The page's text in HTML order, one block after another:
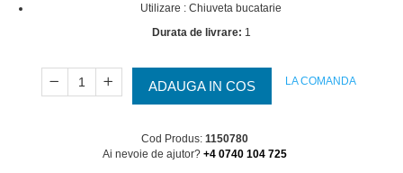
Utilizare : Chiuveta bucatarie
Durata de livrare: 1
ADAUGA IN COS LA COMANDA
Cod Produs: 1150780
Ai nevoie de ajutor? +4 0740 104 725